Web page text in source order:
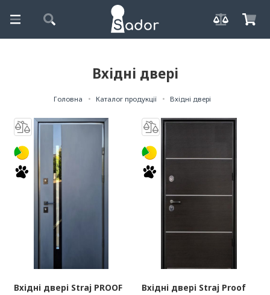
Вхідні двері
Головна Каталог продукції Вхідні двері
Вхідні двері Straj PROOF
Вхідні двері Straj Proof